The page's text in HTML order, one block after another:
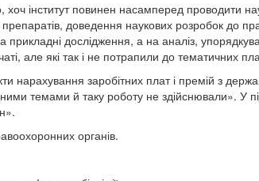
інститут повинен насамперед проводити
препаратів, доведення наукових розробок до
дослідження, а на аналіз,
але які так і не потрапили до тематичних
заробітних плат і премій з
темами й таку роботу не здійснювали».
органів.